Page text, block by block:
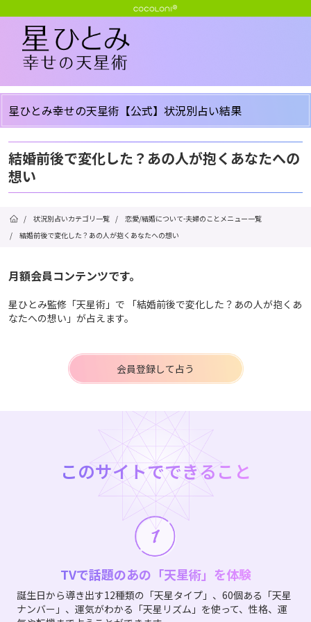
星ひとみ幸せの天星術【公式】状況別占い結果
結婚前後で変化した？あの人が抱くあなたへの
想い
/ 状況別占いカテゴリ一覧 /
恋愛/結婚について-夫婦のことメニュー一覧
/
結婚前後で変化した？あの人が抱くあなたへの想い
月額会員コンテンツです。
星ひとみ監修「天星術」で 「結婚前後で変化した？あの人が抱くあ
なたへの想い」が占えます。
会員登録して占う
このサイトでできること
TVで話題のあの「天星術」を体験
誕生日から導き出す12種類の「天星タイプ」、60個ある「天星
ナンバー」、運気がわかる「天星リズム」を使って、性格、運